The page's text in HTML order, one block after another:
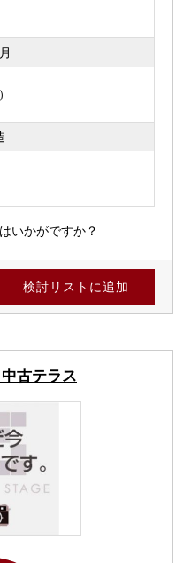
検討リスト に追加
いかがですか？
古テラス